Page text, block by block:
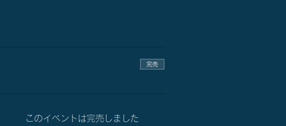
完売
このイベントは完売しました